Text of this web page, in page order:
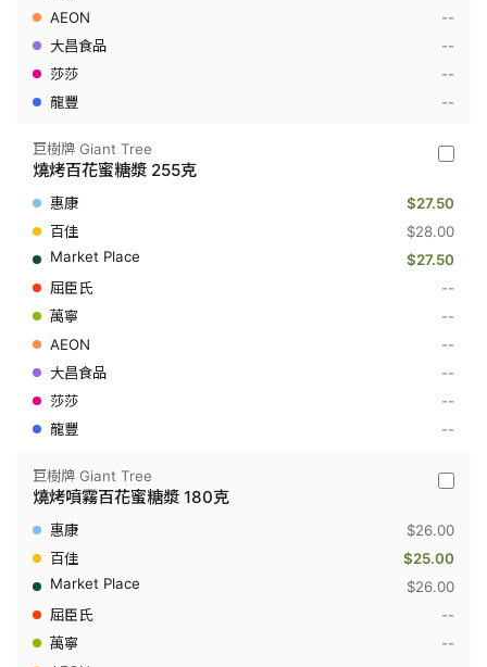
--
--
--
--
巨
牌
Giant
Tree
燒
花
糖
漿
克
巨樹牌 Giant Tree
燒烤百花蜜糖漿 255克
$27.50
$28.00
$27.50
--
--
--
--
--
--
巨
牌
Giant
Tree
燒
霧
巨樹牌 Giant Tree
燒烤噴霧百花蜜糖漿 180克
$26.00
$25.00
$26.00
--
--